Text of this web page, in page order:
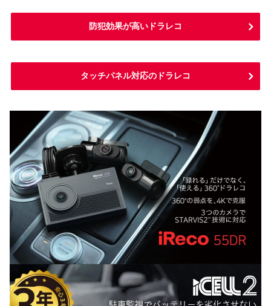
防犯効果が高いドラレコ
タッチパネル対応のドラレコ